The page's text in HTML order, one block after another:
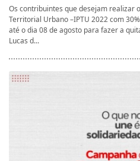
Os contribuintes que desejam realizar
Territorial Urbano –IPTU 2022 com
até o dia 08 de agosto para fazer a
Lucas d...